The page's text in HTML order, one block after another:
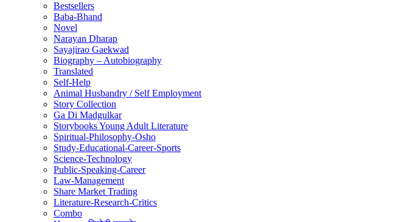
Bestsellers
Baba-Bhand
Novel
Narayan Dharap
Sayajirao Gaekwad
Biography – Autobiography
Translated
Self-Help
Animal Husbandry / Self Employment
Story Collection
Ga Di Madgulkar
Storybooks Young Adult Literature
Spiritual-Philosophy-Osho
Study-Educational-Career-Sports
Science-Technology
Public-Speaking-Career
Law-Management
Share Market Trading
Literature-Research-Critics
Combo